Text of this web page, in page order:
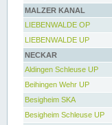
MALZER KANAL
LIEBENWALDE OP
LIEBENWALDE UP
NECKAR
Aldingen Schleuse UP
Beihingen Wehr UP
Besigheim SKA
Besigheim Schleuse UP